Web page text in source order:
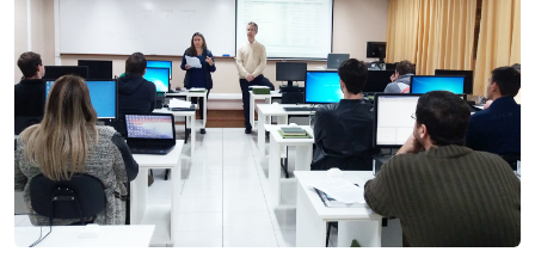
Biblioteca
Editora
Rádio